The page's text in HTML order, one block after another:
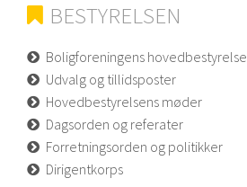
BESTYRELSEN
Boligforeningens hovedbestyrelse
Udvalg og tillidsposter
Hovedbestyrelsens møder
Dagsorden og referater
Forretningsorden og politikker
Dirigentkorps